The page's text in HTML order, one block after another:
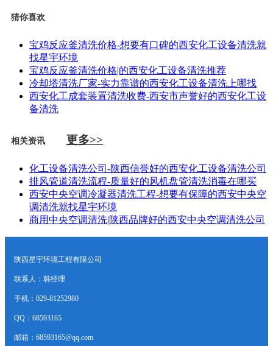
猜你喜欢
宝鸡反应釜清洗价格-想要有口碑的西安化工设备清洗就
找星宇环境
宝鸡反应釜清洗价格|的西安化工设备清洗推荐
冷却塔清洗厂家-实力靠谱的西安化工设备清洗上哪找
西安化工成套装置清洗收费-西安市声誉好的西安化工设
备清洗
相关资讯 更多>>
化工设备清洗公司-陕西信誉好的西安化工设备清洗公司
排风管道清洗流程-质量好的风机盘管清洗消毒在哪买
西安中央空调冷凝器清洗工程-想要有保障的西安中央空
调清洗就找星宇环境
商用中央空调清洗|陕西品牌好的西安中央空调清洗公司
陕西星宇环境工程有限公司
联系人：韩经理
手机：029-81252980
QQ：68593165
邮箱：68593165@qq.com